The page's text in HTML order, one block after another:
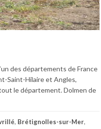
des départements de France
Saint-Hilaire et Angles,
le département. Dolmen de
, Brétignolles-sur-Mer,